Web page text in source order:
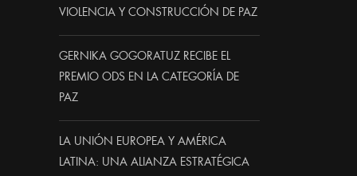
VIOLENCIA Y CONSTRUCCIÓN DE PAZ
GERNIKA GOGORATUZ RECIBE EL
PREMIO ODS EN LA CATEGORÍA DE
PAZ
LA UNIÓN EUROPEA Y AMÉRICA
LATINA: UNA ALIANZA ESTRATÉGICA